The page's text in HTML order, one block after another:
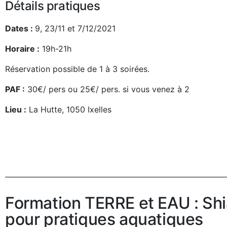
Détails pratiques
Dates : 9, 23/11 et 7/12/2021
Horaire : 19h-21h
Réservation possible de 1 à 3 soirées.
PAF : 30€/ pers ou 25€/ pers. si vous venez à 2
Lieu : La Hutte, 1050 Ixelles
Formation TERRE et EAU :
pour pratiques aquatiques